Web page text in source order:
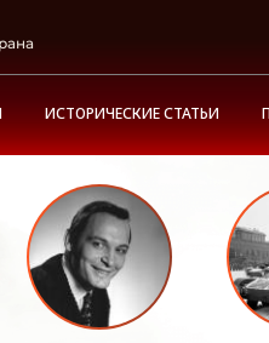
ИСТОРИЧЕСКИЕ СТАТЬИ